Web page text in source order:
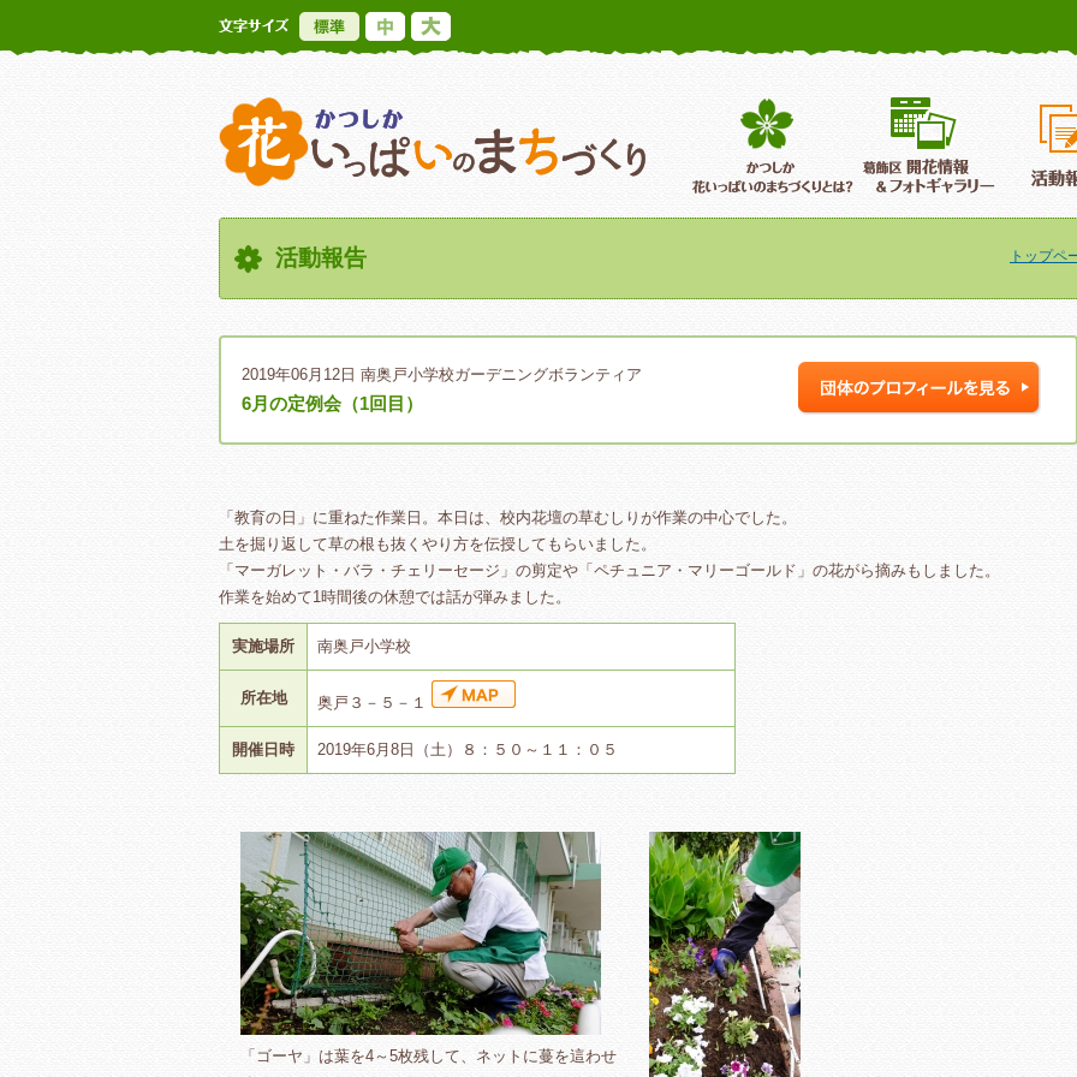
標準
かつしか花いっぱいのまちづくり葛飾区花いっぱいのまちづくり
葛飾区
活動報告 トップペ
2019年06月12日 南奥戸小学校ガーデニングボランティア
6月の定例会（1回目）
「教育の日」に重ねた作業日。本日は、校内花壇の草むしりが作業の中心でした。
土を掘り返して草の根も抜くやり方を伝授してもらいました。
「マーガレット・バラ・チェリーセージ」の剪定や「ペチュニア・マリーゴールド」の花がら摘みもしました。
作業を始めて1時間後の休憩では話が弾みました。
実施場所 南奥戸小学校
所在地 奥戸３－５－１
開催日時 2019年6月8日（土）８：５０～１１：０５
「ゴーヤ」は葉を4～5枚残して、ネットに蔓を這わせ